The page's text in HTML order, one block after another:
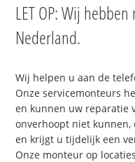
LET OP: Wij
Nederland.
Wij helpen u aan de
Onze servicemonteurs
en kunnen uw reparatie
onverhoopt niet kunnen,
en krijgt u tijdelijk een
Onze monteur op